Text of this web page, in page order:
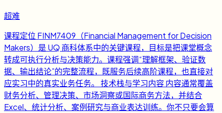
超难
课程定位 FINM7409（Financial Management for Decision
Makers）是 UQ 商科体系中的关键课程，目标是把课堂概念
转成可执行分析与决策能力。课程强调“理解框架、验证数
据、输出结论”的完整流程，既服务后续高阶课程，也直接对
应实习中的真实业务任务。 技术栈与学习内容 内容通常覆盖
财务分析、管理决策、市场洞察或国际商务方法，并结合
Excel、统计分析、案例研究与商业表达训练。你不只要会算